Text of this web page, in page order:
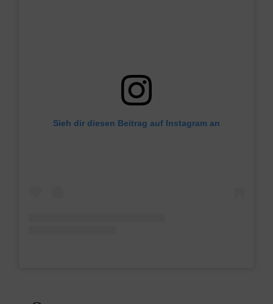
Sieh dir diesen Beitrag auf Instagram an